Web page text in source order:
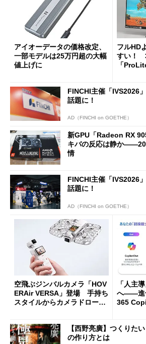
アイオーデータの価格改定、
一部モデルは25万円超の大幅
値上げに
フルHD
すい！
「
FINCHI主催「IVS2026
話題に！
AD（FINCHI on GOETHE）
新GPU「Radeon RX
キバの反応は静か
情
FINCHI主催「IVS2026
話題に！
AD（FINCHI on GOETHE）
空飛ぶジンバルカメラ「HOV
ERAir VERSA」登場 手持ち
スタイルからカメラドローン
「人主
へ――進
365
【西野亮廣】つくりた
の作り方とは